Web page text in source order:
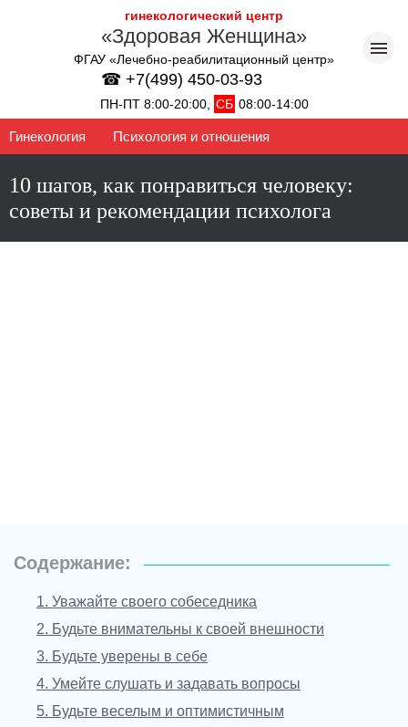
гинекологический центр
«Здоровая Женщина»
ФГАУ «Лечебно-реабилитационный центр»
☎ +7(499) 450-03-93
ПН-ПТ 8:00-20:00, СБ 08:00-14:00
Гинекология Психология и отношения
10 шагов, как понравиться человеку:
советы и рекомендации психолога
Содержание:
1. Уважайте своего собеседника
2. Будьте внимательны к своей внешности
3. Будьте уверены в себе
4. Умейте слушать и задавать вопросы
5. Будьте веселым и оптимистичным